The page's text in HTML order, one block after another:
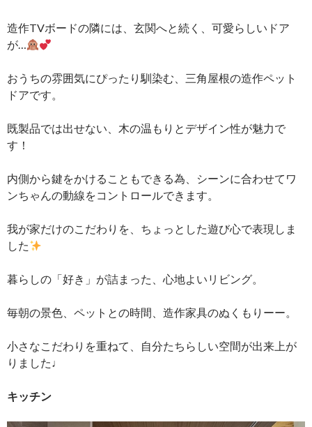
造作TVボードの隣には、玄関へと続く、可愛らしいドア
が…
おうちの雰囲気にぴったり馴染む、三角屋根の造作ペット
ドアです。
既製品では出せない、木の温もりとデザイン性が魅力で
す！
内側から鍵をかけることもできる為、シーンに合わせてワ
ンちゃんの動線をコントロールできます。
我が家だけのこだわりを、ちょっとした遊び心で表現しま
した
暮らしの「好き」が詰まった、心地よいリビング。
毎朝の景色、ペットとの時間、造作家具のぬくもりーー。
小さなこだわりを重ねて、自分たちらしい空間が出来上が
りました♩
キッチン